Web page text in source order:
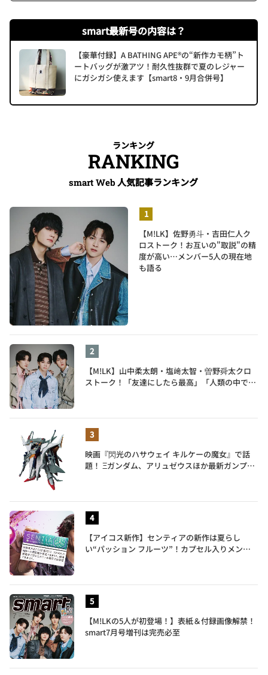
smart最新号の内容は？
【豪華付録】A BATHING APE®の“新作カモ柄”ト
ートバッグが激アツ！耐久性抜群で夏のレジャー
にガシガシ使えます【smart8・9月合併号】
ランキング
RANKING
smart Web 人気記事ランキング
【M!LK】佐野勇斗・吉田仁人ク
ロストーク！お互いの"取説"の精
度が高い…メンバー5人の現在地
も語る
【M!LK】山中柔太朗・塩﨑太智・曽野舜太クロ
ストーク！「友達にしたら最高」「人類の中で桁
映画『閃光のハサウェイ キルケーの魔女』で話
題！ Ξガンダム、アリュゼウスほか最新ガンプラ
【アイコス新作】センティアの新作は夏らし
い“パッション フルーツ”！カプセル入りメンソ
【M!LKの5人が初登場！】表紙＆付録画像解禁！
smart7月号増刊は完売必至